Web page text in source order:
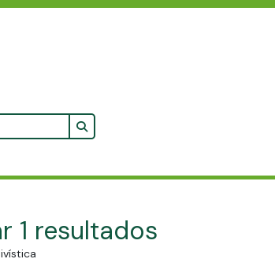
Search in browse page
1 resultados